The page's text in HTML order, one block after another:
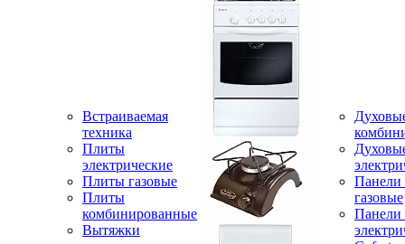
Встраиваемая
техника
Плиты
электрические
Плиты газовые
Плиты
комбинированные
Вытяжки
Панели
газовые
Панели